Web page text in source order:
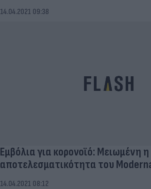
14.04.2021 09:38
Εμβόλια για κορονοϊό: Μειωμένη η
αποτελεσματικότητα του
14.04.2021 08:12